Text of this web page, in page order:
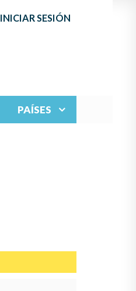
INICIAR SESIÓN
PAÍSES